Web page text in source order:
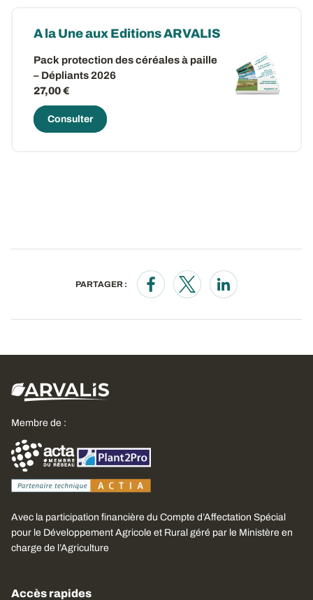
A la Une aux Editions ARVALIS
Pack protection des céréales à paille
– Dépliants 2026
27,00 €
Consulter
PARTAGER :
Opens in a new window
Opens in a new window
Opens in a new
Membre de :
Avec la participation financière du Compte d’Affectation Spécial
pour le Développement Agricole et Rural géré par le Ministère en
charge de l’Agriculture
Accès rapides